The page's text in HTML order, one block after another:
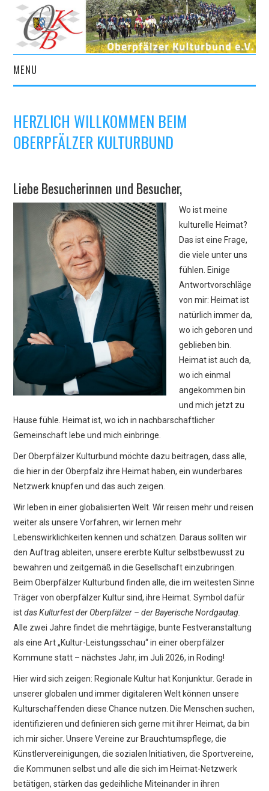
MENU
AKTUELLES
KULTURPORTAL
ARCHIV
KONTAKT
HERZLICH WILLKOMMEN BEIM
OBERPFÄLZER KULTURBUND
Liebe Besucherinnen und Besucher,
Wo ist meine
kulturelle Heimat?
Das ist eine Frage,
die viele unter uns
fühlen. Einige
Antwortvorschläge
von mir: Heimat ist
natürlich immer da,
wo ich geboren und
geblieben bin.
Heimat ist auch da,
wo ich einmal
angekommen bin
und mich jetzt zu
Hause fühle. Heimat ist, wo ich in nachbarschaftlicher
Gemeinschaft lebe und mich einbringe.
Der Oberpfälzer Kulturbund möchte dazu beitragen, dass alle,
die hier in der Oberpfalz ihre Heimat haben, ein wunderbares
Netzwerk knüpfen und das auch zeigen.
Wir leben in einer globalisierten Welt. Wir reisen mehr und reisen
weiter als unsere Vorfahren, wir lernen mehr
Lebenswirklichkeiten kennen und schätzen. Daraus sollten wir
den Auftrag ableiten, unsere ererbte Kultur selbstbewusst zu
bewahren und zeitgemäß in die Gesellschaft einzubringen.
Beim Oberpfälzer Kulturbund finden alle, die im weitesten Sinne
Träger von oberpfälzer Kultur sind, ihre Heimat. Symbol dafür
istdas Kulturfest der Oberpfälzer – der Bayerische Nordgautag.
Alle zwei Jahre findet die mehrtägige, bunte Festveranstaltung
als eine Art „Kultur-Leistungsschau“ in einer oberpfälzer
Kommune statt – nächstes Jahr, im Juli 2026, in Roding!
Hier wird sich zeigen: Regionale Kultur hat Konjunktur. Gerade in
unserer globalen und immer digitaleren Welt können unsere
Kulturschaffenden diese Chance nutzen. Die Menschen suchen,
identifizieren und definieren sich gerne mit ihrer Heimat, da bin
ich mir sicher. Unsere Vereine zur Brauchtumspflege, die
Künstlervereinigungen, die sozialen Initiativen, die Sportvereine,
die Kommunen selbst und alle die sich im Heimat-Netzwerk
betätigen, stärken das gedeihliche Miteinander in ihren